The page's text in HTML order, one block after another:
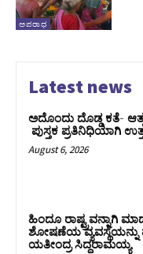
ಅಪರಾಧ
Latest news
ಅದೊಂದು ದೊಡ್ಡ ಕತೆ-
ಪುಸ್ತಕ ಪ್ರತಿನಿಧಿಯಾಗಿ
August 6, 2026
ಹಿಂದೂ ರಾಷ್ಟ್ರವನ್ನಾಗಿ
ಶೋಷಣೆಯ ವ್ಯವಸ್ಥೆಯನ್ನು
ಯತೀಂದ್ರ ಸಿದ್ದರಾಮಯ್ಯ